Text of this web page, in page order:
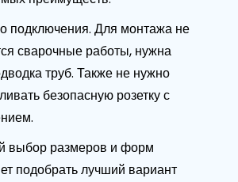
подключения. Для монтажа не
сварочные работы, нужна
труб. Также не нужно
безопасную розетку с
выбор размеров и форм
подобрать лучший вариант